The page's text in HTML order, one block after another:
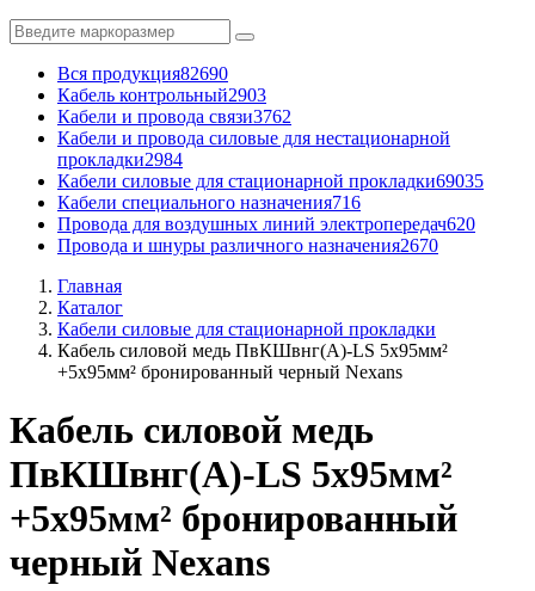
Вся продукция82690
Кабель контрольный2903
Кабели и провода связи3762
Кабели и провода силовые для нестационарной
прокладки2984
Кабели силовые для стационарной прокладки69035
Кабели специального назначения716
Провода для воздушных линий электропередач620
Провода и шнуры различного назначения2670
Главная
Каталог
Кабели силовые для стационарной прокладки
Кабель силовой медь ПвКШвнг(A)-LS 5x95мм²
+5x95мм² бронированный черный Nexans
Кабель силовой медь
ПвКШвнг(A)-LS 5x95мм²
+5x95мм² бронированный
черный Nexans